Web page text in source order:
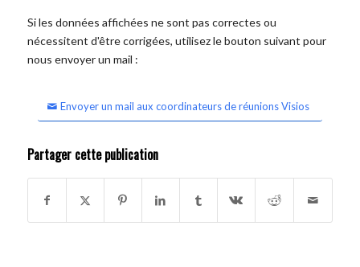
Si les données affichées ne sont pas correctes ou
nécessitent d'être corrigées, utilisez le bouton suivant pour
nous envoyer un mail :
Envoyer un mail aux coordinateurs de réunions Visios
Partager cette publication